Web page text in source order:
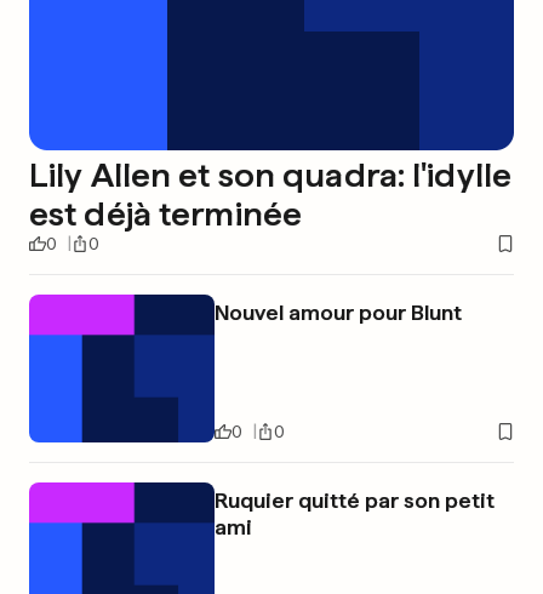
Lily Allen et son quadra: l'idylle
est déjà terminée
0 0
Nouvel amour pour Blunt
0 0
Ruquier quitté par son petit
ami